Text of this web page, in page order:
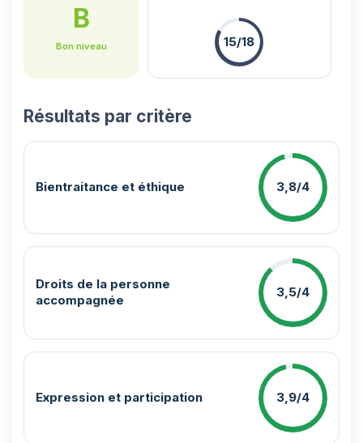
B
Bon niveau 15/18
Résultats par critère
Bientraitance et éthique 3,8/4
Droits de la personne
accompagnée
3,5/4
Expression et participation 3,9/4